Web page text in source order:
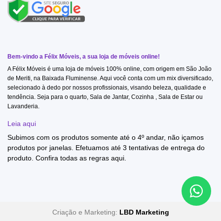
Bem-vindo a Félix Móveis, a sua loja de móveis online!
A Félix Móveis é uma loja de móveis 100% online, com origem em São João
de Meriti, na Baixada Fluminense. Aqui você conta com um mix diversificado,
selecionado à dedo por nossos profissionais, visando beleza, qualidade e
tendência. Seja para o quarto, Sala de Jantar, Cozinha , Sala de Estar ou
Lavanderia.
Leia aqui
Subimos com os produtos somente até o 4º andar, não içamos
produtos por janelas. Efetuamos até 3 tentativas de entrega do
produto. Confira todas as regras aqui.
Criação e Marketing: LBD Marketing